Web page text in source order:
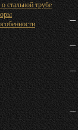
стальной трубе